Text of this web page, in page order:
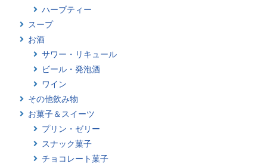
ハーブティー
スープ
お酒
サワー・リキュール
ビール・発泡酒
ワイン
その他飲み物
お菓子＆スイーツ
プリン・ゼリー
スナック菓子
チョコレート菓子